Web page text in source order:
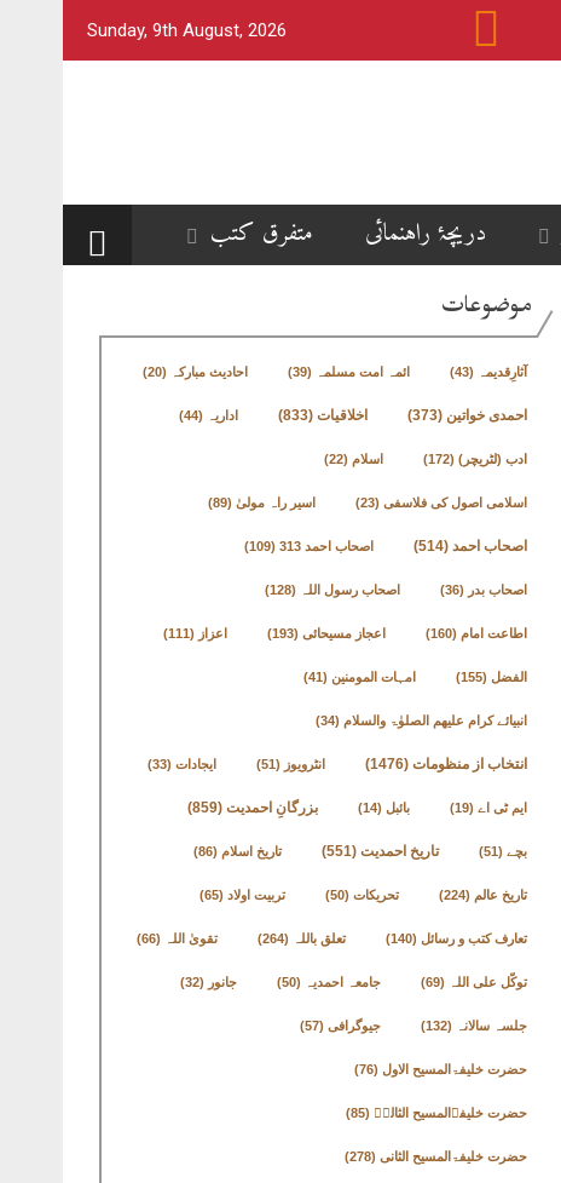
Sunday, 9th August, 2026
دریچۂ راہنمائی متفرق کتب
موضوعات
آثارِقدیمہ (43) ائمہ امت مسلمہ (39) احادیث مبارکہ (20)
احمدی خواتین (373) اخلاقیات(833) اداریہ (44)
ادب (لٹریچر)(172) اسلام (22)
اسلامی اصول کی فلاسفی(23) اسیر راہ مولیٰ(89)
اصحاب احمد(514) اصحاب احمد 313 (109)
اصحاب بدر (36) اصحاب رسول اللہ (128)
اطاعت امام (160) اعجاز مسیحائی(193) اعزاز (111)
الفضل (155) امہات المومنین (41)
انبیائے کرام علیھم الصلوٰۃ والسلام (34)
انتخاب از منظومات(1476) انٹرویوز (51) ایجادات(33)
ایم ٹی اے(19) بائبل (14) بزرگانِ احمدیت(859)
بچے (51) تاریخ احمدیت(551) تاریخ اسلام (86)
تاریخ عالم (224) تحریکات(50) تربیت اولاد(65)
تعارف کتب و رسائل (140) تعلق باللہ (264) تقویٰ اللہ (66)
توکّل علی اللہ (69) جامعہ احمدیہ (50) جانور (32)
جلسہ سالانہ (132) جیوگرافی(57)
حضرت خلیفۃالمسیح الاول (76)
حضرت خلیفۃالمسیح الثالثؒ (85)
حضرت خلیفۃالمسیح الثانی(278)